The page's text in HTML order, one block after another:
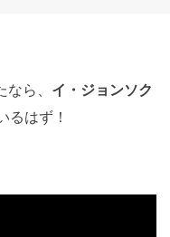
なら、 イ・ジョンソク
るはず！